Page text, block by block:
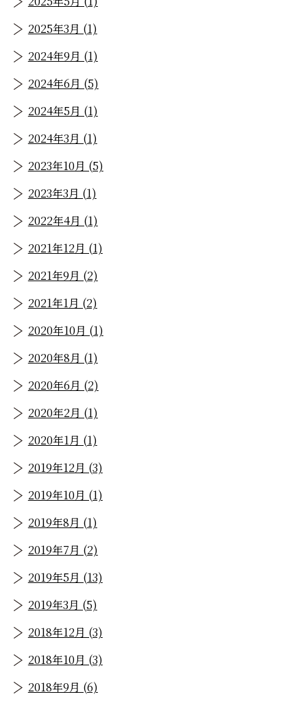
2025年3月 (1)
2024年9月 (1)
2024年6月 (5)
2024年5月 (1)
2024年3月 (1)
2023年10月 (5)
2023年3月 (1)
2022年4月 (1)
2021年12月 (1)
2021年9月 (2)
2021年1月 (2)
2020年10月 (1)
2020年8月 (1)
2020年6月 (2)
2020年2月 (1)
2020年1月 (1)
2019年12月 (3)
2019年10月 (1)
2019年8月 (1)
2019年7月 (2)
2019年5月 (13)
2019年3月 (5)
2018年12月 (3)
2018年10月 (3)
2018年9月 (6)